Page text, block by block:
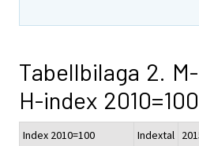
Tabellbilaga 2.
H-index 2010=100
Index 2010=100
Indextal